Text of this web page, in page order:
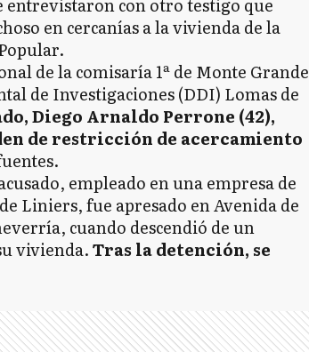
entrevistaron con otro testigo que
en cercanías a la vivienda de la
de la comisaría 1ª de Monte Grande
de Investigaciones (DDI) Lomas de
Diego Arnaldo Perrone (42),
de restricción de acercamiento
empleado en una empresa de
Liniers, fue apresado en Avenida de
cuando descendió de un
vivienda.Tras la detención, se